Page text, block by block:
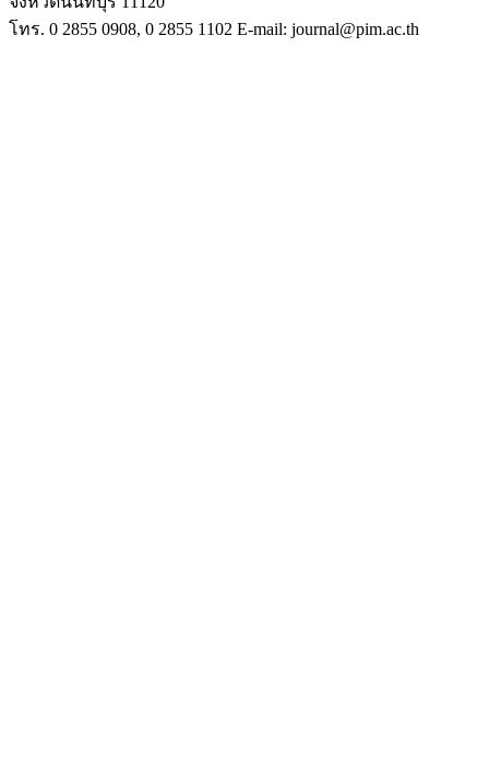
โทร. 0 2855 0908, 0 2855 1102 E-mail: journal@pim.ac.th